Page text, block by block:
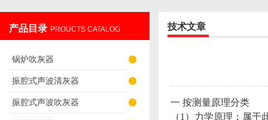
产品目录 PROUCTS CATALOG
锅炉吹灰器
振腔式声波清灰器
振腔式声波吹灰器
技术文章
一 按测量原理分类
（1）力学原理：属